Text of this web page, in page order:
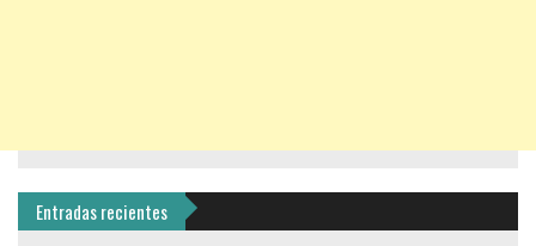
Entradas recientes